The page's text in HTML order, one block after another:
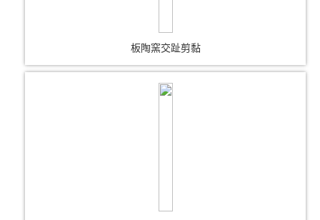
板陶窯交趾剪黏